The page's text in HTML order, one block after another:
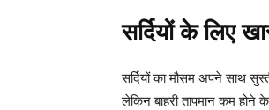
सर्दियों के लिए
सर्दियों का मौसम अपने साथ
लेकिन बाहरी तापमान कम होने